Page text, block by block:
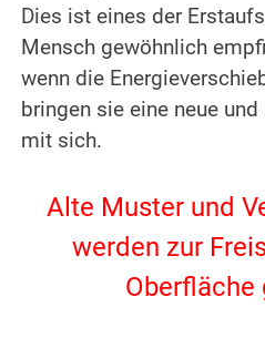
Dies ist eines der
Mensch gewöhnlich
wenn die
bringen sie eine neue
mit sich.
Alte Muster und
werden zur
Oberfläche